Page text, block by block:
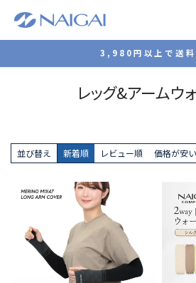
3,980円以上で送料
レッグ&アームウ
並び替え 新着順 レビュー順 価格が安